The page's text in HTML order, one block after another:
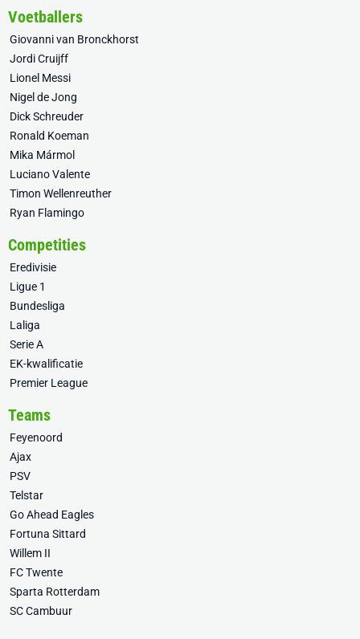
Voetballers
Giovanni van Bronckhorst
Jordi Cruijff
Lionel Messi
Nigel de Jong
Dick Schreuder
Ronald Koeman
Mika Mármol
Luciano Valente
Timon Wellenreuther
Ryan Flamingo
Competities
Eredivisie
Ligue 1
Bundesliga
Laliga
Serie A
EK-kwalificatie
Premier League
Teams
Feyenoord
Ajax
PSV
Telstar
Go Ahead Eagles
Fortuna Sittard
Willem II
FC Twente
Sparta Rotterdam
SC Cambuur